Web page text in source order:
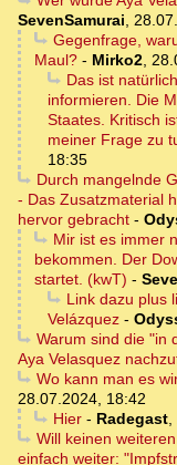
SevenSamurai,
Gegenfrage,
Maul? - Mirko2,
Das ist
informieren. Die
Staates. Kritisch
meiner Frage zu
18:35
Durch mangelnde
- Das Zusatzmaterial
hervor gebracht -
Mir ist es immer
bekommen. Der
startet. (kwT) -
Link dazu plus
Velázquez -
Warum sind die "in
Aya Velasquez
Wo kann man es
28.07.2024, 18:42
Hier- Radegast,
Will keinen
einfach weiter: